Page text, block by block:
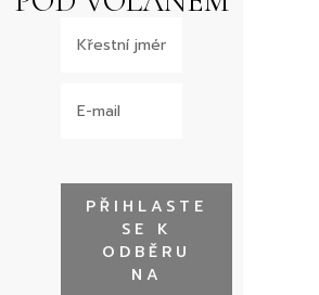
PŘIHLASTE
SE K
ODBĚRU
NA